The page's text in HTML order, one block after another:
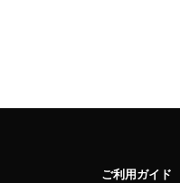
ご利用ガイド